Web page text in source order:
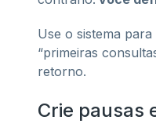
Use o sistema
“primeiras
retorno.
Crie pausas